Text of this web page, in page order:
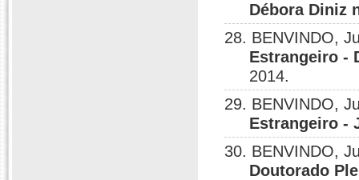
Débora Diniz
28. BENVINDO,
Estrangeiro -
2014.
29. BENVINDO,
Estrangeiro -
30. BENVINDO,
Doutorado